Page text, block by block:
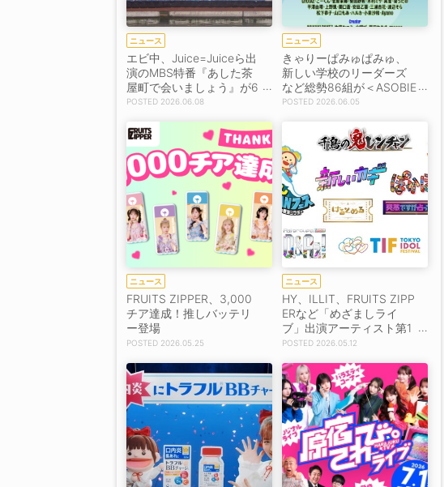
ニュース
エビ中、Juice=Juiceら出
演のMBS特番『あした茶
屋町で会いましょう』が6
月19日・20日にGAORA S
定！
2026.06.08
ニュース
きゃりーぱみゅぱみゅ、
新しい学校のリーダーズ
など総勢86組が＜ASOBIE
XPO 2026＞に出演決
2026.06.05
ニュース
FRUITS ZIPPER、3,000
チア達成！推しバッテリ
ー登場
2026.05.25
ニュース
HY、ILLIT、FRUITS ZIPP
ERなど「めざましライ
ブ」出演アーティスト第1
弾13組が決定！
2026.05.12